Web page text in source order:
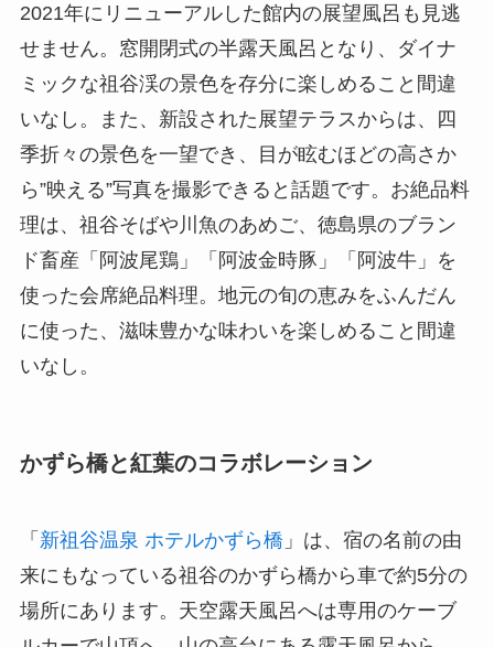
2021年にリニューアルした館内の展望風呂も見逃
せません。窓開閉式の半露天風呂となり、ダイナ
ミックな祖谷渓の景色を存分に楽しめること間違
いなし。また、新設された展望テラスからは、四
季折々の景色を一望でき、目が眩むほどの高さか
ら”映える”写真を撮影できると話題です。お絶品料
理は、祖谷そばや川魚のあめご、徳島県のブラン
ド畜産「阿波尾鶏」「阿波金時豚」「阿波牛」を
使った会席絶品料理。地元の旬の恵みをふんだん
に使った、滋味豊かな味わいを楽しめること間違
いなし。
かずら橋と紅葉のコラボレーション
「 新祖谷温泉 ホテルかずら橋 」は、宿の名前の由
来にもなっている祖谷のかずら橋から車で約5分の
場所にあります。天空露天風呂へは専用のケーブ